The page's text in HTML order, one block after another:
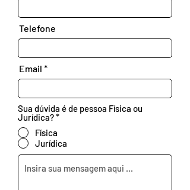
Telefone
Email
Sua dúvida é de pessoa Física ou
Jurídica?*
Física
Jurídica